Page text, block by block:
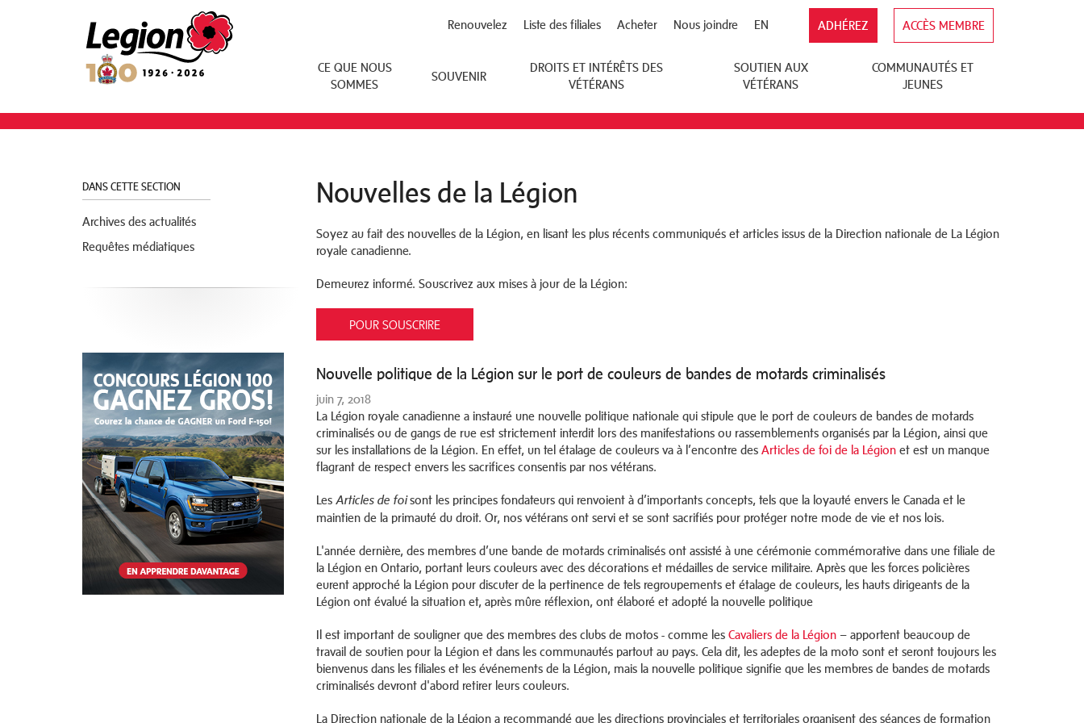
Royal Canadian Legion
ADHÉREZ ACCÈS MEMBRE
EN
Renouvelez Liste des filiales Acheter Nous joindre
CE QUE NOUS
SOMMES
SOUVENIR
DROITS ET INTÉRÊTS DES
VÉTÉRANS
SOUTIEN AUX
VÉTÉRANS
COMMUNAUTÉS ET
JEUNES
DANS CETTE SECTION
Archives des actualités
Requêtes médiatiques
Nouvelles de la Légion
Soyez au fait des nouvelles de la Légion, en lisant les plus récents communiqués et articles issus de la Direction nationale de La Légion
royale canadienne.
Demeurez informé. Souscrivez aux mises à jour de la Légion:
POUR SOUSCRIRE
Nouvelle politique de la Légion sur le port de couleurs de bandes de motards criminalisés
juin 7, 2018
La Légion royale canadienne a instauré une nouvelle politique nationale qui stipule que le port de couleurs de bandes de motards
criminalisés ou de gangs de rue est strictement interdit lors des manifestations ou rassemblements organisés par la Légion, ainsi que
sur les installations de la Légion. En effet, un tel étalage de couleurs va à l’encontre des Articles de foi de la Légion et est un manque
flagrant de respect envers les sacrifices consentis par nos vétérans.
Les Articles de foisont les principes fondateurs qui renvoient à d’importants concepts, tels que la loyauté envers le Canada et le
maintien de la primauté du droit. Or, nos vétérans ont servi et se sont sacrifiés pour protéger notre mode de vie et nos lois.
L'année dernière, des membres d’une bande de motards criminalisés ont assisté à une cérémonie commémorative dans une filiale de
la Légion en Ontario, portant leurs couleurs avec des décorations et médailles de service militaire. Après que les forces policières
eurent approché la Légion pour discuter de la pertinence de tels regroupements et étalage de couleurs, les hauts dirigeants de la
Légion ont évalué la situation et, après mûre réflexion, ont élaboré et adopté la nouvelle politique
Il est important de souligner que des membres des clubs de motos - comme les Cavaliers de la Légion – apportent beaucoup de
travail de soutien pour la Légion et dans les communautés partout au pays. Cela dit, les adeptes de la moto sont et seront toujours les
bienvenus dans les filiales et les événements de la Légion, mais la nouvelle politique signifie que les membres de bandes de motards
criminalisés devront d'abord retirer leurs couleurs.
La Direction nationale de la Légion a recommandé que les directions provinciales et territoriales organisent des séances de formation